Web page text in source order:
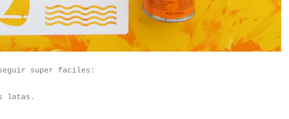
super faciles:
latas.